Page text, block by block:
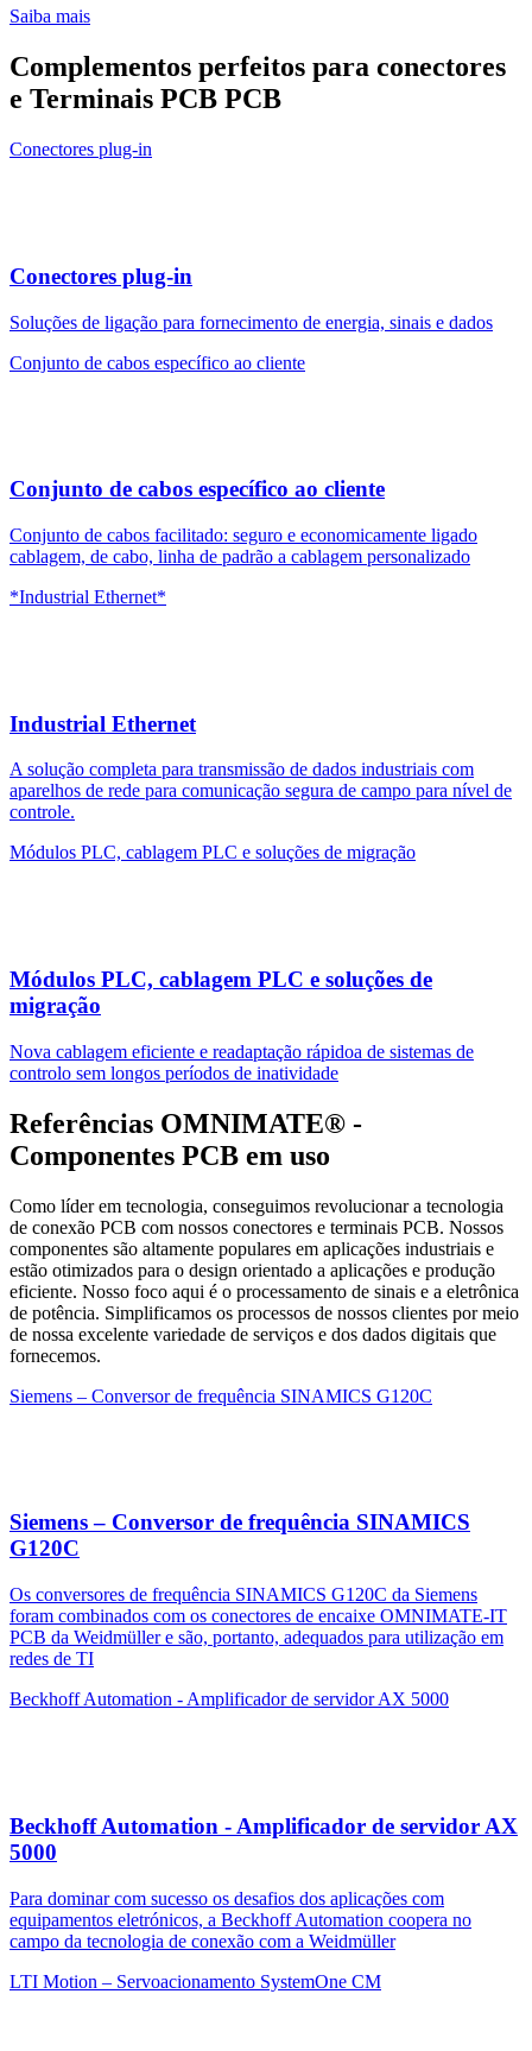
Saiba mais
Complementos perfeitos para conectores
e Terminais PCB PCB
Conectores plug-in
Conectores plug-in
Soluções de ligação para fornecimento de energia, sinais e dados
Conjunto de cabos específico ao cliente
Conjunto de cabos específico ao cliente
Conjunto de cabos facilitado: seguro e economicamente ligado
cablagem, de cabo, linha de padrão a cablagem personalizado
*Industrial Ethernet*
Industrial Ethernet
A solução completa para transmissão de dados industriais com
aparelhos de rede para comunicação segura de campo para nível de
controle.
Módulos PLC, cablagem PLC e soluções de migração
Módulos PLC, cablagem PLC e soluções de
migração
Nova cablagem eficiente e readaptação rápidoa de sistemas de
controlo sem longos períodos de inatividade
Referências OMNIMATE® -
Componentes PCB em uso
Como líder em tecnologia, conseguimos revolucionar a tecnologia
de conexão PCB com nossos conectores e terminais PCB. Nossos
componentes são altamente populares em aplicações industriais e
estão otimizados para o design orientado a aplicações e produção
eficiente. Nosso foco aqui é o processamento de sinais e a eletrônica
de potência. Simplificamos os processos de nossos clientes por meio
de nossa excelente variedade de serviços e dos dados digitais que
fornecemos.
Siemens – Conversor de frequência SINAMICS G120C
Siemens – Conversor de frequência SINAMICS
G120C
Os conversores de frequência SINAMICS G120C da Siemens
foram combinados com os conectores de encaixe OMNIMATE-IT
PCB da Weidmüller e são, portanto, adequados para utilização em
redes de TI
Beckhoff Automation - Amplificador de servidor AX 5000
Beckhoff Automation - Amplificador de servidor AX
5000
Para dominar com sucesso os desafios dos aplicações com
equipamentos eletrónicos, a Beckhoff Automation coopera no
campo da tecnologia de conexão com a Weidmüller
LTI Motion – Servoacionamento SystemOne CM